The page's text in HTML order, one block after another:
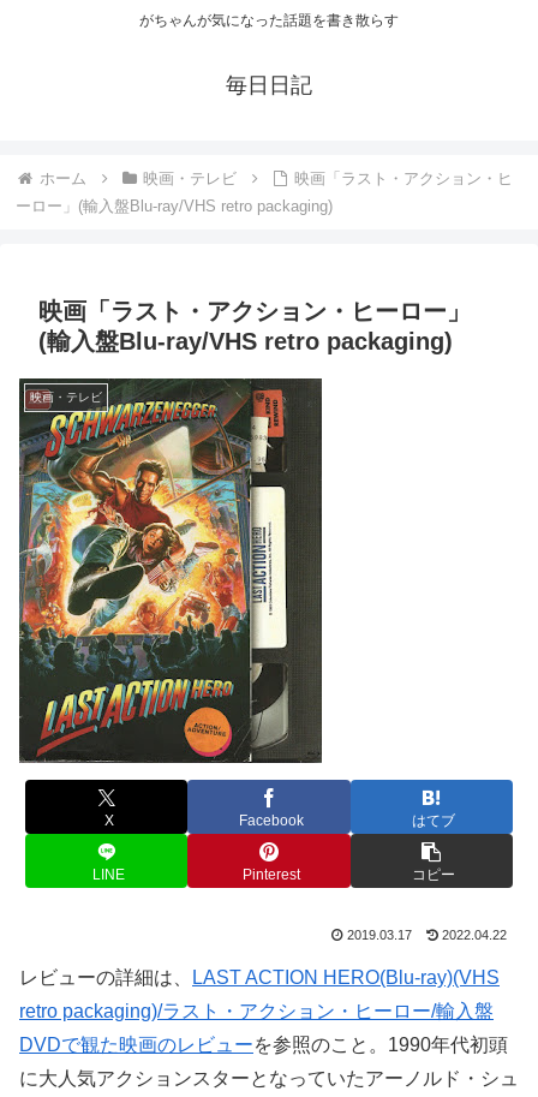
がちゃんが気になった話題を書き散らす
毎日日記
ホーム 映画・テレビ
映画「ラスト・アクション・ヒ
ーロー」(輸入盤Blu-ray/VHS retro packaging)
映画「ラスト・アクション・ヒーロー」
(輸入盤Blu-ray/VHS retro packaging)
映画・テレビ
X Facebook はてブ
LINE Pinterest コピー
2019.03.17 2022.04.22
レビューの詳細は、
LAST ACTION HERO(Blu-ray)(VHS
retro packaging)/ラスト・アクション・ヒーロー/輸入盤
DVDで観た映画のレビューを参照のこと。1990年代初頭
に大人気アクションスターとなっていたアーノルド・シュ